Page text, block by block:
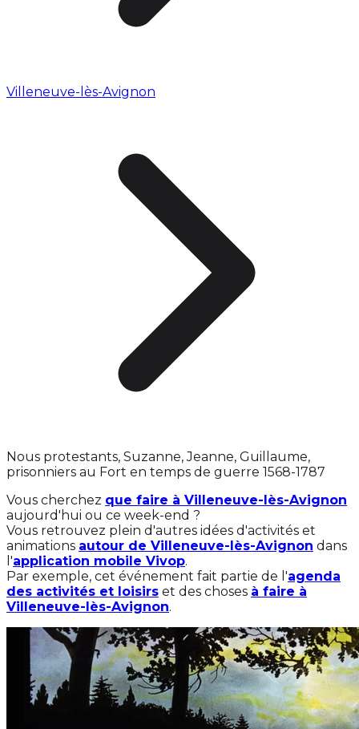
Villeneuve-lès-Avignon
Nous protestants, Suzanne, Jeanne, Guillaume,
prisonniers au Fort en temps de guerre 1568-1787
Vous cherchez que faire à Villeneuve-lès-Avignon
aujourd'hui ou ce week-end ?
Vous retrouvez plein d'autres idées d'activités et
animations autour de Villeneuve-lès-Avignon dans
l'application mobile Vivop.
Par exemple, cet événement fait partie de l'agenda
des activités et loisirs et des choses à faire à
Villeneuve-lès-Avignon.